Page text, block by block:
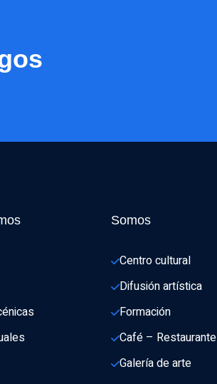
Somos
Centro cultural
Difusión artística
Formación
Café – Restaurante
Galería de arte